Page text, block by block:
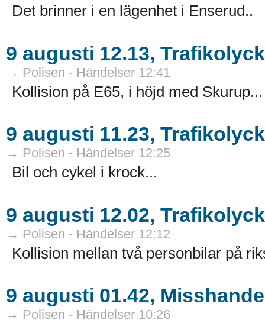
Det brinner i en lägenhet i Enserud..
9 augusti 12.13,
→ Polisen - Händelser 12:41
Kollision på E65, i höjd med Skurup...
9 augusti 11.23,
→ Polisen - Händelser 12:25
Bil och cykel i krock...
9 augusti 12.02,
→ Polisen - Händelser 12:12
Kollision mellan två personbilar på
9 augusti 01.42,
→ Polisen - Händelser 10:26